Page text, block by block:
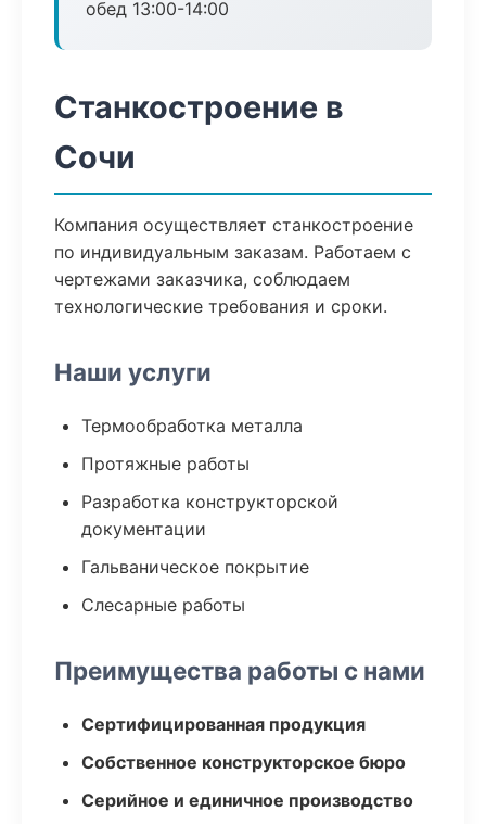
обед 13:00-14:00
Станкостроение в
Сочи
Компания осуществляет станкостроение
по индивидуальным заказам. Работаем с
чертежами заказчика, соблюдаем
технологические требования и сроки.
Наши услуги
Термообработка металла
Протяжные работы
Разработка конструкторской
документации
Гальваническое покрытие
Слесарные работы
Преимущества работы с нами
Сертифицированная продукция
Собственное конструкторское бюро
Серийное и единичное производство